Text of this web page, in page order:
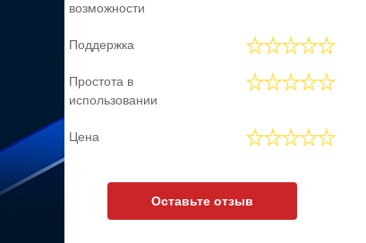
возможности
Поддержка
Простота в
использовании
Цена
Оставьте отзыв